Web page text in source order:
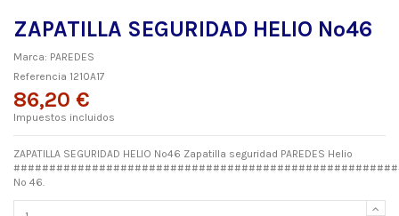
ZAPATILLA SEGURIDAD HELIO Nº46
Marca: PAREDES
Referencia 1210A17
86,20 €
Impuestos incluidos
ZAPATILLA SEGURIDAD HELIO Nº46 Zapatilla seguridad PAREDES Helio
Nº 46.